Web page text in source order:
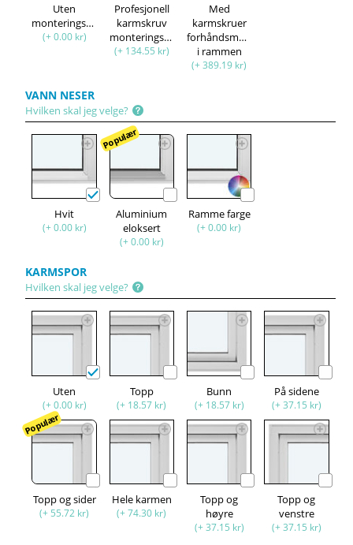
Uten
monteringssett
(+ 0.00 kr)
Profesjonell
karmskruv
monteringssett
(+ 134.55 kr)
Med
karmskruer
forhåndsmontert
i rammen
(+ 389.19 kr)
VANN NESER
Hvilken skal jeg velge?
Hvit
(+ 0.00 kr)
Populær
Aluminium
eloksert
(+ 0.00 kr)
Ramme farge
(+ 0.00 kr)
KARMSPOR
Hvilken skal jeg velge?
Uten
(+ 0.00 kr)
Topp
(+ 18.57 kr)
Bunn
(+ 18.57 kr)
På sidene
(+ 37.15 kr)
Populær
Topp og sider
(+ 55.72 kr)
Hele karmen
(+ 74.30 kr)
Topp og
høyre
(+ 37.15 kr)
Topp og
venstre
(+ 37.15 kr)